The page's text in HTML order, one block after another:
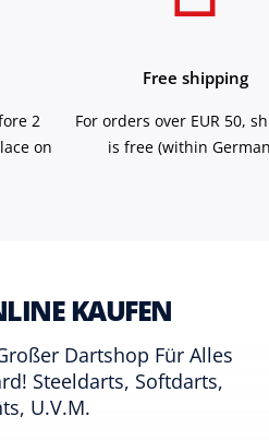
2
on
Free shipping
For orders over EUR 50,
is free (within
KAUFEN
Dartshop Für Alles
Steeldarts, Softdarts,
U.v.m.